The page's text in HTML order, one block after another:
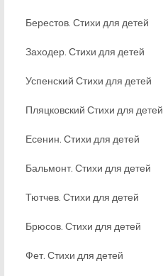
Берестов. Стихи для детей
Заходер. Стихи для детей
Успенский Стихи для детей
Пляцковский Стихи для детей
Есенин. Стихи для детей
Бальмонт. Стихи для детей
Тютчев. Стихи для детей
Брюсов. Стихи для детей
Фет. Стихи для детей